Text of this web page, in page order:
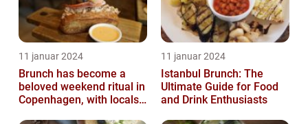
11 januar 2024
Brunch has become a
beloved weekend ritual in
Copenhagen, with locals
11 januar 2024
Istanbul Brunch: The
Ultimate Guide for Food
and Drink Enthusiasts